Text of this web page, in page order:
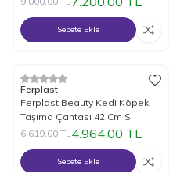
Sepete Ekle
%25İndirim
Ferplast
Ferplast Beauty Kedi Köpek
Taşıma Çantası 42 Cm S
6.619,00TL4.964,00 TL
Sepete Ekle